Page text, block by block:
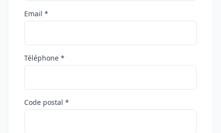
Email *
Téléphone *
Code postal *